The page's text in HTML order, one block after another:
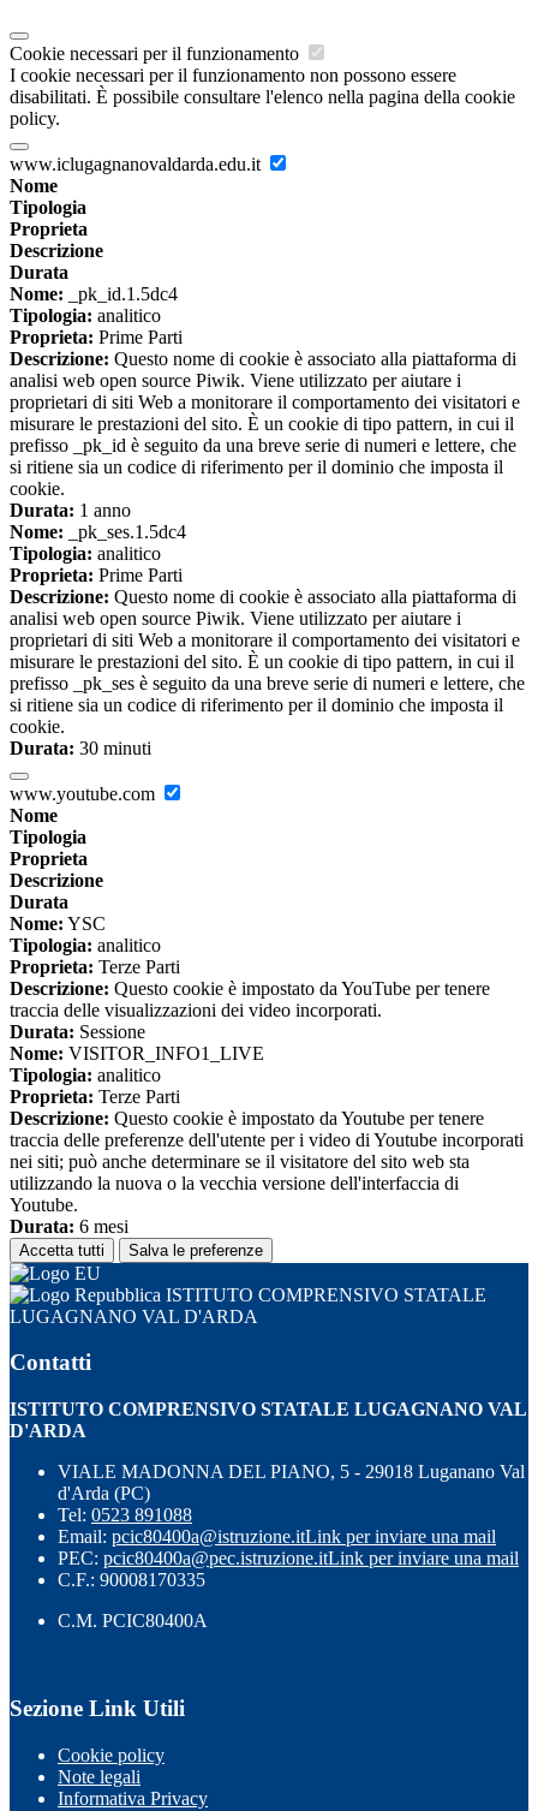
Cookie necessari per il funzionamento
I cookie necessari per il funzionamento non possono essere
disabilitati. È possibile consultare l'elenco nella pagina della cookie
policy.
www.iclugagnanovaldarda.edu.it
Nome
Tipologia
Proprieta
Descrizione
Durata
Nome: _pk_id.1.5dc4
Tipologia: analitico
Proprieta: Prime Parti
Descrizione: Questo nome di cookie è associato alla piattaforma di
analisi web open source Piwik. Viene utilizzato per aiutare i
proprietari di siti Web a monitorare il comportamento dei visitatori e
misurare le prestazioni del sito. È un cookie di tipo pattern, in cui il
prefisso _pk_id è seguito da una breve serie di numeri e lettere, che
si ritiene sia un codice di riferimento per il dominio che imposta il
cookie.
Durata: 1 anno
Nome: _pk_ses.1.5dc4
Tipologia: analitico
Proprieta: Prime Parti
Descrizione: Questo nome di cookie è associato alla piattaforma di
analisi web open source Piwik. Viene utilizzato per aiutare i
proprietari di siti Web a monitorare il comportamento dei visitatori e
misurare le prestazioni del sito. È un cookie di tipo pattern, in cui il
prefisso _pk_ses è seguito da una breve serie di numeri e lettere, che
si ritiene sia un codice di riferimento per il dominio che imposta il
cookie.
Durata: 30 minuti
www.youtube.com
Nome
Tipologia
Proprieta
Descrizione
Durata
Nome: YSC
Tipologia: analitico
Proprieta: Terze Parti
Descrizione: Questo cookie è impostato da YouTube per tenere
traccia delle visualizzazioni dei video incorporati.
Durata: Sessione
Nome: VISITOR_INFO1_LIVE
Tipologia: analitico
Proprieta: Terze Parti
Descrizione: Questo cookie è impostato da Youtube per tenere
traccia delle preferenze dell'utente per i video di Youtube incorporati
nei siti; può anche determinare se il visitatore del sito web sta
utilizzando la nuova o la vecchia versione dell'interfaccia di
Youtube.
Durata: 6 mesi
Accetta tutti Salva le preferenze
ISTITUTO COMPRENSIVO STATALE
LUGAGNANO VAL D'ARDA
Contatti
ISTITUTO COMPRENSIVO STATALE LUGAGNANO VAL
D'ARDA
VIALE MADONNA DEL PIANO, 5 - 29018 Luganano Val
d'Arda (PC)
Tel: 0523 891088
Email: pcic80400a@istruzione.itLink per inviare una mail
PEC: pcic80400a@pec.istruzione.itLink per inviare una mail
C.F.: 90008170335
C.M. PCIC80400A
Sezione Link Utili
Cookie policy
Note legali
Informativa Privacy